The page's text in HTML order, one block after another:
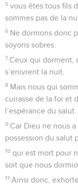
5 vous êtes tous fils
sommes pas de la
6 Ne dormons donc
soyons sobres.
7 Ceux qui dorment,
s’enivrent la nuit.
8 Mais nous qui
cuirasse de la foi et
l’espérance du salut.
9 Car Dieu ne nous
possession du salut
10 qui est mort pour
soit que nous
11 Ainsi donc,